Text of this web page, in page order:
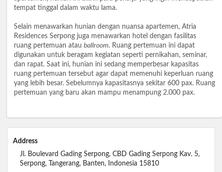
tempat tinggal dalam waktu lama.
Selain menawarkan hunian dengan nuansa apartemen, Atria
Residences Serpong juga menawarkan hotel dengan fasilitas
ruang pertemuan atau ballroom. Ruang pertemuan ini dapat
digunakan untuk beragam kegiatan seperti pernikahan, seminar,
dan rapat. Saat ini, hunian ini sedang memperbesar kapasitas
ruang pertemuan tersebut agar dapat memenuhi keperluan ruang
yang lebih besar. Sebelumnya kapasitasnya sekitar 600 pax. Ruang
pertemuan yang baru akan mampu menampung 2.000 pax.
Address
Jl. Boulevard Gading Serpong, CBD Gading Serpong Kav. 5,
Serpong, Tangerang, Banten, Indonesia 15810